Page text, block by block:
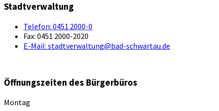
Stadtverwaltung
Telefon: 0451 2000-0
Fax: 0451 2000-2020
E-Mail: stadtverwaltung@bad-schwartau.de
Öffnungszeiten des Bürgerbüros
Montag